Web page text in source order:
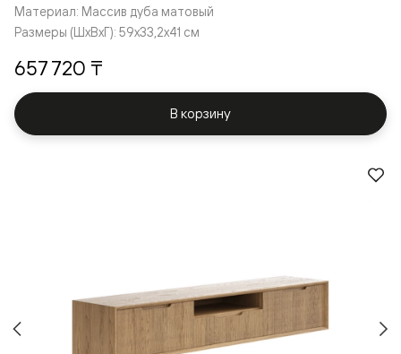
Материал: Массив дуба матовый
Размеры (ШxВxГ): 59x33,2x41 см
657 720 ₸
В корзину